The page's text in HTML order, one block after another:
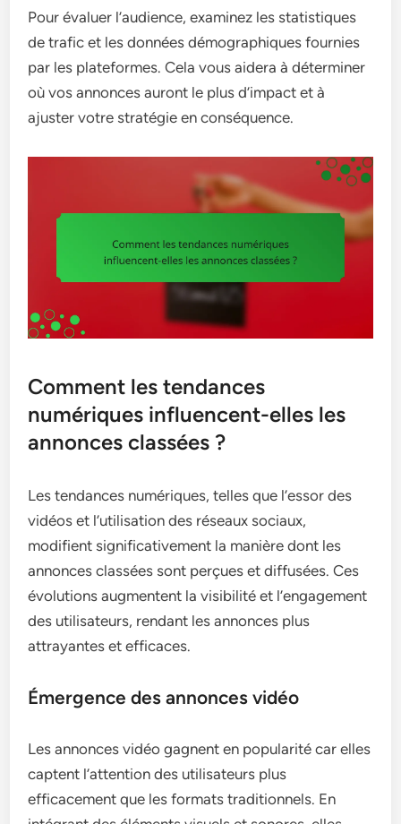
Pour évaluer l’audience, examinez les statistiques
de trafic et les données démographiques fournies
par les plateformes. Cela vous aidera à déterminer
où vos annonces auront le plus d’impact et à
ajuster votre stratégie en conséquence.
Comment les tendances
numériques influencent-elles les
annonces classées ?
Les tendances numériques, telles que l’essor des
vidéos et l’utilisation des réseaux sociaux,
modifient significativement la manière dont les
annonces classées sont perçues et diffusées. Ces
évolutions augmentent la visibilité et l’engagement
des utilisateurs, rendant les annonces plus
attrayantes et efficaces.
Émergence des annonces vidéo
Les annonces vidéo gagnent en popularité car elles
captent l’attention des utilisateurs plus
efficacement que les formats traditionnels. En